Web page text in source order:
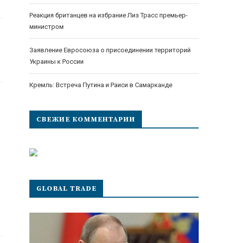
Реакция британцев на избрание Лиз Трасс премьер-
министром
Заявление Евросоюза о присоединении территорий
Украины к России
Кремль: Встреча Путина и Раиси в Самарканде
СВЕЖИЕ КОММЕНТАРИИ
GLOBAL TRADE